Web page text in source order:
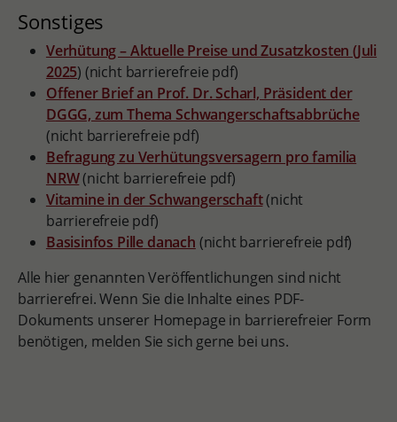
Sonstiges
Verhütung – Aktuelle Preise und Zusatzkosten (Juli
2025) (nicht barrierefreie pdf)
Offener Brief an Prof. Dr. Scharl, Präsident der
DGGG, zum Thema Schwangerschaftsabbrüche
(nicht barrierefreie pdf)
Befragung zu Verhütungsversagern pro familia
NRW(nicht barrierefreie pdf)
Vitamine in der Schwangerschaft(nicht
barrierefreie pdf)
Basisinfos Pille danach (nicht barrierefreie pdf)
Alle hier genannten Veröffentlichungen sind nicht
barrierefrei. Wenn Sie die Inhalte eines PDF-
Dokuments unserer Homepage in barrierefreier Form
benötigen, melden Sie sich gerne bei uns.